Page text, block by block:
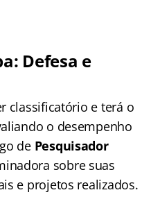
: Defesa e
classificatório e terá o
o desempenho
dePesquisador
sobre suas
e projetos realizados.